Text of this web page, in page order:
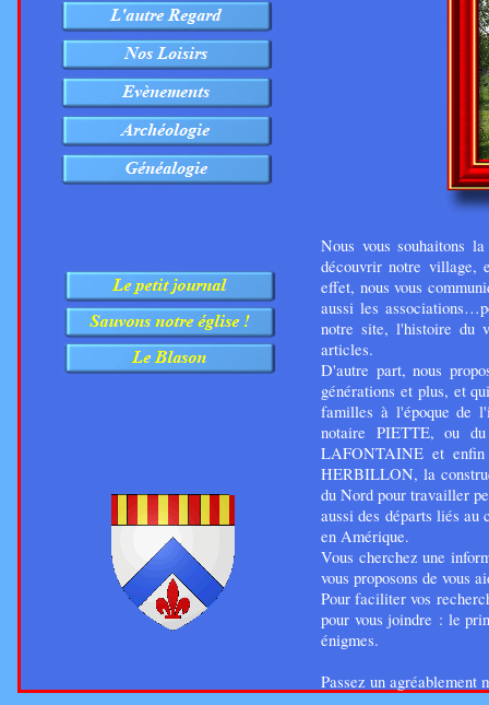
Nous vous souhaitons
découvrir notre village,
effet, nous vous
aussi les
notre site, l'histoire du
articles.
D'autre part, nous
générations et plus, et
familles à l'époque de
notaire PIETTE, ou
LAFONTAINE et enfin
HERBILLON, la
du Nord pour travailler
aussi des départs liés au
en Amérique.
Vous cherchez une
vous proposons de vous
Pour faciliter vos
pour vous joindre : le
énigmes.
Passez un agréablement